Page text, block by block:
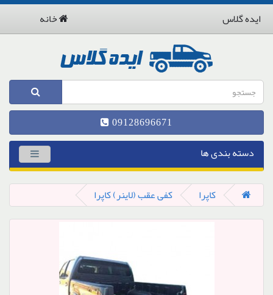
ایده گلاس خانه
09128696671
دسته بندی ها
کاپرا کفی عقب (لاینر) کاپرا